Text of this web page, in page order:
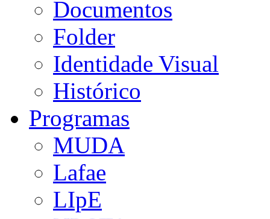
Documentos
Folder
Identidade Visual
Histórico
Programas
MUDA
Lafae
LIpE